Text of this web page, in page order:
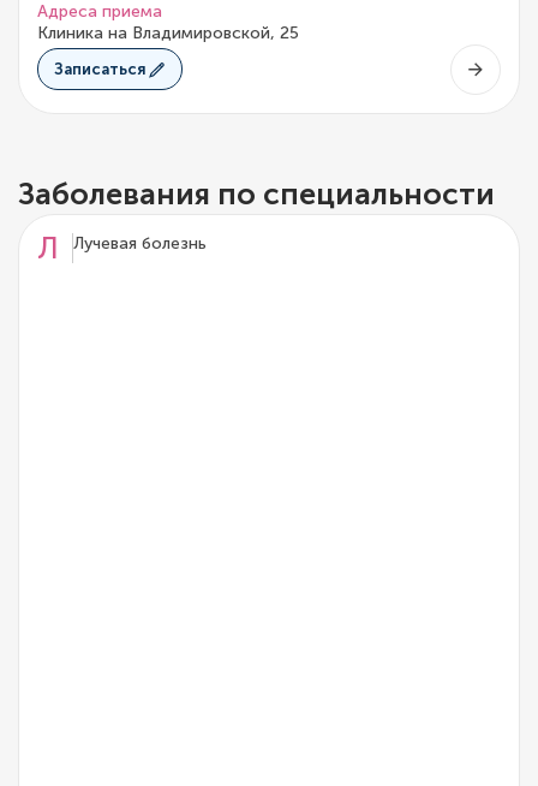
Адреса приема
Клиника на Владимировской, 25
Записаться
Заболевания по специальности
Л
Лучевая болезнь